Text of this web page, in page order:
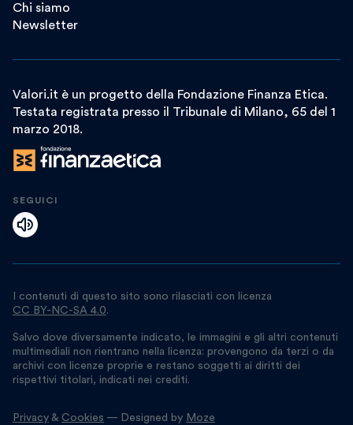
Chi siamo
Newsletter
Valori.it è un progetto della Fondazione Finanza Etica.
Testata registrata presso il Tribunale di Milano, 65 del 1
marzo 2018.
SEGUICI
I contenuti di questo sito sono rilasciati con licenza
CC BY-NC-SA 4.0.
Salvo dove diversamente indicato, le immagini e gli altri contenuti
multimediali non rientrano nella licenza: provengono da terzi o da
archivi con licenze proprie e restano soggetti ai diritti dei
rispettivi titolari, indicati nei crediti.
Privacy & Cookies — Designed by Moze